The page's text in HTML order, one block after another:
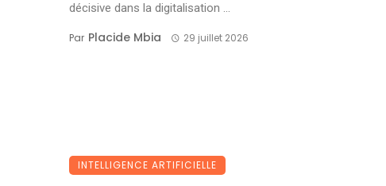
décisive dans la digitalisation ...
Par Placide Mbia 29 juillet 2026
INTELLIGENCE ARTIFICIELLE